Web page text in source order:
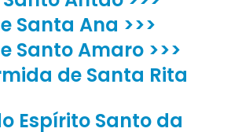
Santa Ana >>>
Santo Amaro >>>
de Santa Rita
Espírito Santo da